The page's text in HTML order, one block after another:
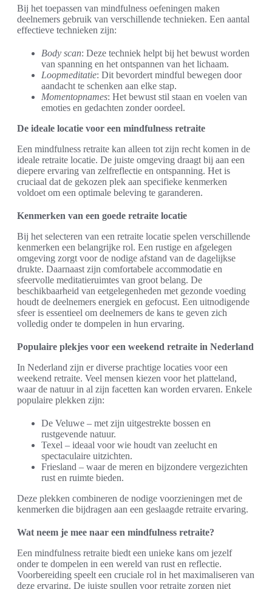
Bij het toepassen van mindfulness oefeningen maken
deelnemers gebruik van verschillende technieken. Een aantal
effectieve technieken zijn:
Body scan: Deze techniek helpt bij het bewust worden
van spanning en het ontspannen van het lichaam.
Loopmeditatie: Dit bevordert mindful bewegen door
aandacht te schenken aan elke stap.
Momentopnames: Het bewust stil staan en voelen van
emoties en gedachten zonder oordeel.
De ideale locatie voor een mindfulness retraite
Een mindfulness retraite kan alleen tot zijn recht komen in de
ideale retraite locatie. De juiste omgeving draagt bij aan een
diepere ervaring van zelfreflectie en ontspanning. Het is
cruciaal dat de gekozen plek aan specifieke kenmerken
voldoet om een optimale beleving te garanderen.
Kenmerken van een goede retraite locatie
Bij het selecteren van een retraite locatie spelen verschillende
kenmerken een belangrijke rol. Een rustige en afgelegen
omgeving zorgt voor de nodige afstand van de dagelijkse
drukte. Daarnaast zijn comfortabele accommodatie en
sfeervolle meditatieruimtes van groot belang. De
beschikbaarheid van eetgelegenheden met gezonde voeding
houdt de deelnemers energiek en gefocust. Een uitnodigende
sfeer is essentieel om deelnemers de kans te geven zich
volledig onder te dompelen in hun ervaring.
Populaire plekjes voor een weekend retraite in Nederland
In Nederland zijn er diverse prachtige locaties voor een
weekend retraite. Veel mensen kiezen voor het platteland,
waar de natuur in al zijn facetten kan worden ervaren. Enkele
populaire plekken zijn:
De Veluwe – met zijn uitgestrekte bossen en
rustgevende natuur.
Texel – ideaal voor wie houdt van zeelucht en
spectaculaire uitzichten.
Friesland – waar de meren en bijzondere vergezichten
rust en ruimte bieden.
Deze plekken combineren de nodige voorzieningen met de
kenmerken die bijdragen aan een geslaagde retraite ervaring.
Wat neem je mee naar een mindfulness retraite?
Een mindfulness retraite biedt een unieke kans om jezelf
onder te dompelen in een wereld van rust en reflectie.
Voorbereiding speelt een cruciale rol in het maximaliseren van
deze ervaring. De juiste spullen voor retraite zorgen niet